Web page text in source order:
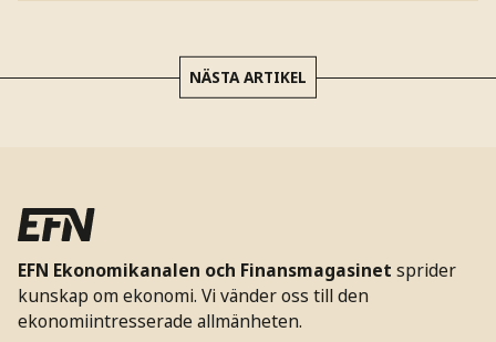
NÄSTA ARTIKEL
EFN Ekonomikanalen och Finansmagasinet sprider
kunskap om ekonomi. Vi vänder oss till den
ekonomiintresserade allmänheten.